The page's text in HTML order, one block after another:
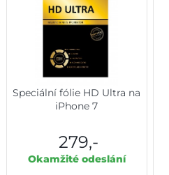
Speciální fólie HD Ultra na
iPhone 7
279,-
Okamžité odeslání